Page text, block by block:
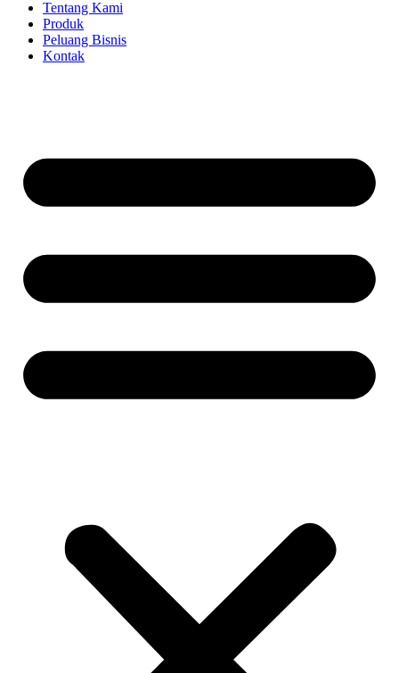
Tentang Kami
Produk
Peluang Bisnis
Kontak